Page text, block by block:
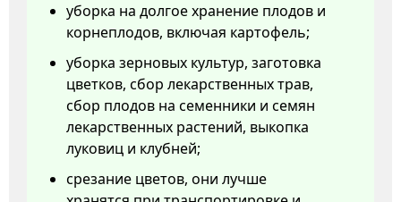
уборка на долгое хранение плодов и
корнеплодов, включая картофель;
уборка зерновых культур, заготовка
цветков, сбор лекарственных трав,
сбор плодов на семенники и семян
лекарственных растений, выкопка
луковиц и клубней;
срезание цветов, они лучше